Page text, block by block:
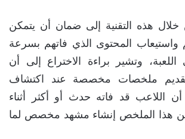
هذه التقنية إلى ضمان أن يتمكن
واستيعاب المحتوى الذي فاتهم بسرعة
وتشير براءة الاختراع إلى أن
تقديم ملخصات مخصصة عند اكتشاف
اللاعب قد فاته حدث أو أكثر أثناء
هذا الملخص إنشاء مشهد مخصص لما